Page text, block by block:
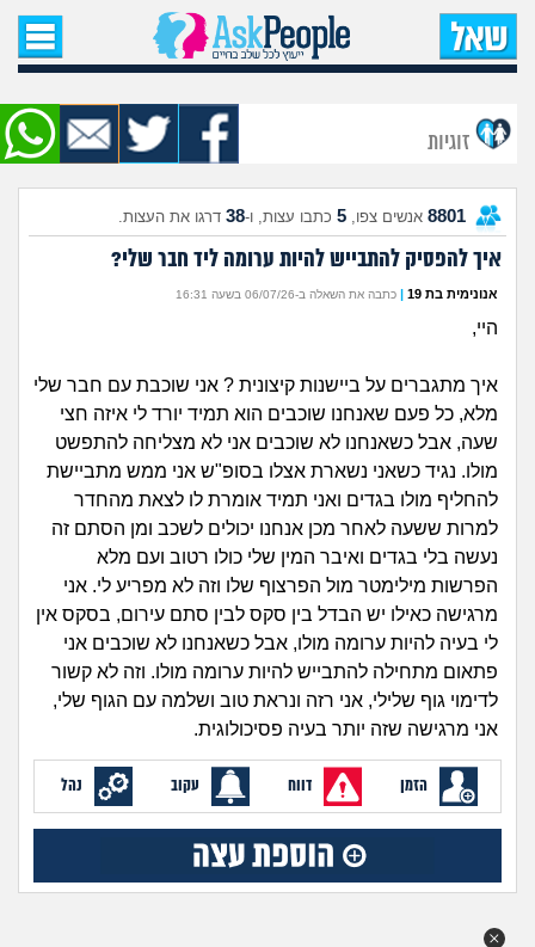
עמוד הבית
שאל שאלה
שאלות חדשות
שאלות שעוררו עניין
עצות חדשות
מתחם הטיפים
מדורים
זוגיות
היריון ולידה
הורות ומשפחה
מתבגרים
מהבקו"ם... ועד מתי?!
לימודים וסטודנטים
עבודה וקריירה
חיפוש שאלות
הרשמה | התחברות
זוגיות
8801 אנשים צפו, 5 כתבו עצות, ו-38 דרגו את העצות.
איך להפסיק להתבייש להיות ערומה ליד חבר שלי?
אנונימית בת 19 | כתבה את השאלה ב-06/07/26 בשעה 16:31
היי,
איך מתגברים על ביישנות קיצונית ? אני שוכבת עם חבר שלי
מלא, כל פעם שאנחנו שוכבים הוא תמיד יורד לי איזה חצי
שעה, אבל כשאנחנו לא שוכבים אני לא מצליחה להתפשט
מולו. נגיד כשאני נשארת אצלו בסופ"ש אני ממש מתביישת
להחליף מולו בגדים ואני תמיד אומרת לו לצאת מהחדר
למרות ששעה לאחר מכן אנחנו יכולים לשכב ומן הסתם זה
נעשה בלי בגדים ואיבר המין שלי כולו רטוב ועם מלא
הפרשות מילימטר מול הפרצוף שלו וזה לא מפריע לי. אני
מרגישה כאילו יש הבדל בין סקס לבין סתם עירום, בסקס אין
לי בעיה להיות ערומה מולו, אבל כשאנחנו לא שוכבים אני
פתאום מתחילה להתבייש להיות ערומה מולו. וזה לא קשור
לדימוי גוף שלילי, אני רזה ונראת טוב ושלמה עם הגוף שלי,
אני מרגישה שזה יותר בעיה פסיכולוגית.
הזמן דווח עקוב נהל